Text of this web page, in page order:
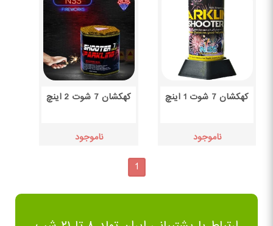
کهکشان 7 شوت 1 اینچ
ناموجود
کهکشان 7 شوت 2 اینچ
ناموجود
1